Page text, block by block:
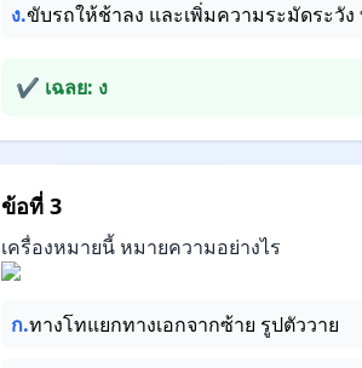
ง.ขับรถให้ช้าลง และเพิ่มความระมัดระวั
✔ เฉลย: ง
ข้อที่ 3
เครื่องหมายนี้ หมายความอย่างไร
ก.ทางโทแยกทางเอกจากซ้าย รูปตัววาย